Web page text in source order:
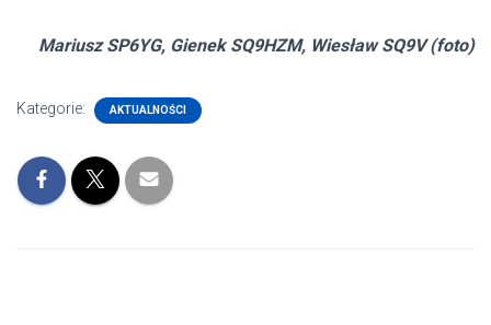
Mariusz SP6YG, Gienek SQ9HZM, Wiesław SQ9V (foto)
Kategorie: AKTUALNOŚCI